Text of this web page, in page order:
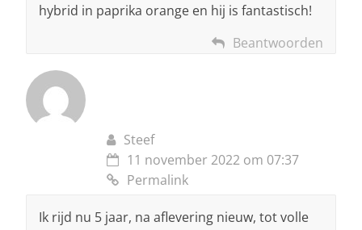
hybrid in paprika orange en hij is fantastisch!
Beantwoorden
Steef
11 november 2022 om 07:37
Permalink
Ik rijd nu 5 jaar, na aflevering nieuw, tot volle